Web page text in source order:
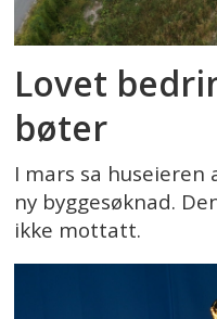
Lovet
bøter
I mars sa huseieren
ny byggesøknad.
ikke mottatt.